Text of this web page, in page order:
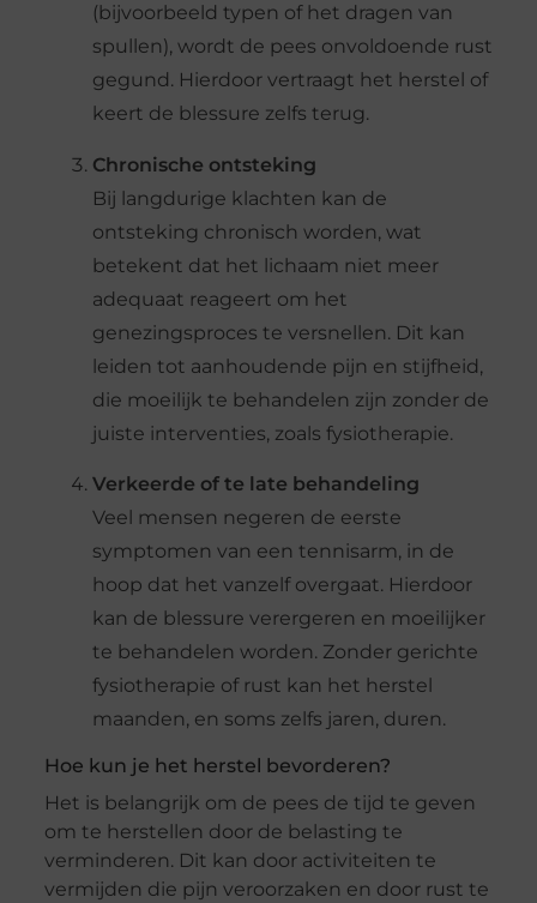
(bijvoorbeeld typen of het dragen van
spullen), wordt de pees onvoldoende rust
gegund. Hierdoor vertraagt het herstel of
keert de blessure zelfs terug.
Chronische ontsteking
Bij langdurige klachten kan de
ontsteking chronisch worden, wat
betekent dat het lichaam niet meer
adequaat reageert om het
genezingsproces te versnellen. Dit kan
leiden tot aanhoudende pijn en stijfheid,
die moeilijk te behandelen zijn zonder de
juiste interventies, zoals fysiotherapie.
Verkeerde of te late behandeling
Veel mensen negeren de eerste
symptomen van een tennisarm, in de
hoop dat het vanzelf overgaat. Hierdoor
kan de blessure verergeren en moeilijker
te behandelen worden. Zonder gerichte
fysiotherapie of rust kan het herstel
maanden, en soms zelfs jaren, duren.
Hoe kun je het herstel bevorderen?
Het is belangrijk om de pees de tijd te geven
om te herstellen door de belasting te
verminderen. Dit kan door activiteiten te
vermijden die pijn veroorzaken en door rust te